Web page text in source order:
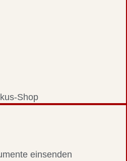
Shop
einsenden